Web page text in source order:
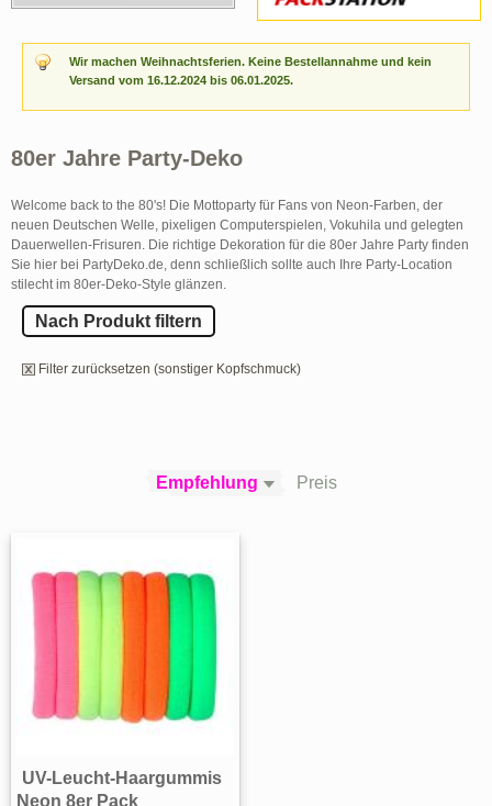
Wir machen Weihnachtsferien. Keine Bestellannahme und kein
Versand vom 16.12.2024 bis 06.01.2025.
80er Jahre Party-Deko
Welcome back to the 80's! Die Mottoparty für Fans von Neon-Farben, der
neuen Deutschen Welle, pixeligen Computerspielen, Vokuhila und gelegten
Dauerwellen-Frisuren. Die richtige Dekoration für die 80er Jahre Party finden
Sie hier bei PartyDeko.de, denn schließlich sollte auch Ihre Party-Location
stilecht im 80er-Deko-Style glänzen.
Nach Produkt filtern
Filter zurücksetzen (sonstiger Kopfschmuck)
Empfehlung Preis
UV-Leucht-Haargummis
Neon 8er Pack